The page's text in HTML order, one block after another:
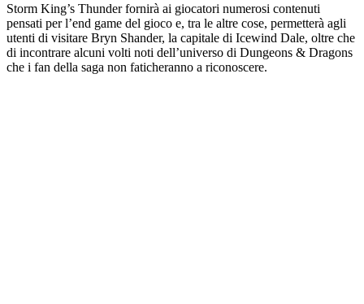
Storm King’s Thunder fornirà ai giocatori numerosi contenuti
pensati per l’end game del gioco e, tra le altre cose, permetterà agli
utenti di visitare Bryn Shander, la capitale di Icewind Dale, oltre che
di incontrare alcuni volti noti dell’universo di Dungeons & Dragons
che i fan della saga non faticheranno a riconoscere.